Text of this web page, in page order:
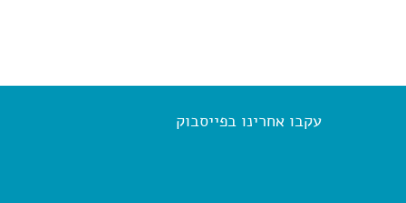
עקבו אחרינו בפייסבוק